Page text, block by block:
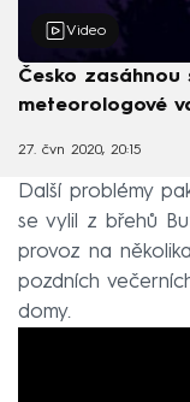
Video
Česko
meteorologové
27. čvn 2020, 20:15
Další problémy
se vylil z břehů
provoz na
pozdních
domy.